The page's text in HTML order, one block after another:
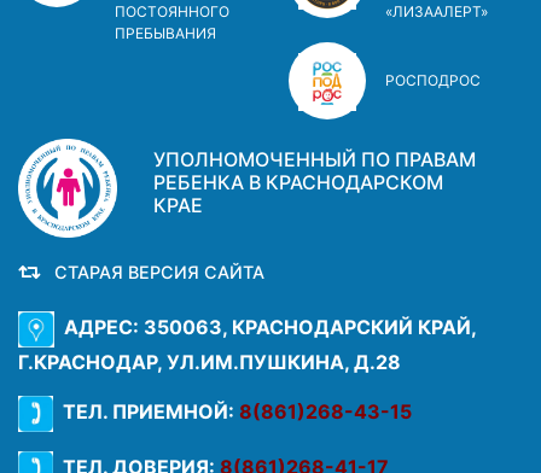
ПОСТОЯННОГО
ПРЕБЫВАНИЯ
«ЛИЗААЛЕРТ»
РОСПОДРОС
УПОЛНОМОЧЕННЫЙ ПО ПРАВАМ
РЕБЕНКА В КРАСНОДАРСКОМ
КРАЕ
СТАРАЯ ВЕРСИЯ САЙТА
АДРЕС: 350063, КРАСНОДАРСКИЙ КРАЙ,
Г.КРАСНОДАР, УЛ.ИМ.ПУШКИНА, Д.28
ТЕЛ. ПРИЕМНОЙ: 8(861)268-43-15
ТЕЛ. ДОВЕРИЯ: 8(861)268-41-17